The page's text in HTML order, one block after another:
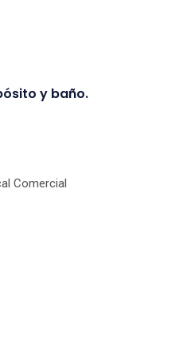
y baño.
Comercial